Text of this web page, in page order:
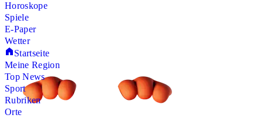
Horoskope
Spiele
E-Paper
Wetter
Startseite
Meine Region
Top News
Sport
Rubriken
Orte